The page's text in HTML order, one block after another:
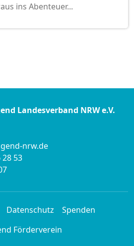
ins Abenteuer...
Landesverband NRW e.V.
nrw.de
28 53
Datenschutz
Spenden
Förderverein